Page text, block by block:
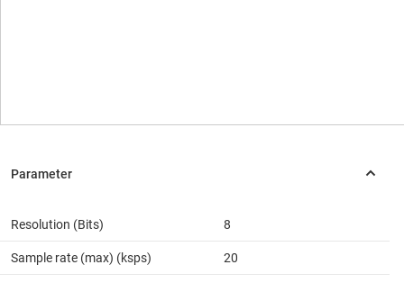
Resolution (Bits) 8
Sample rate (max) (ksps) 20